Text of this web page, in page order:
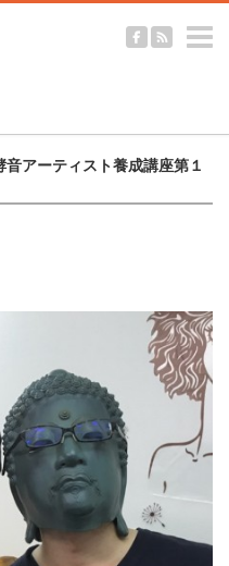
音アーティスト養成講座第１